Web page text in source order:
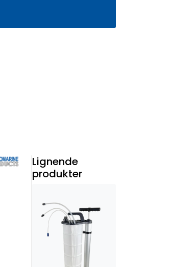
Lignende
produkter